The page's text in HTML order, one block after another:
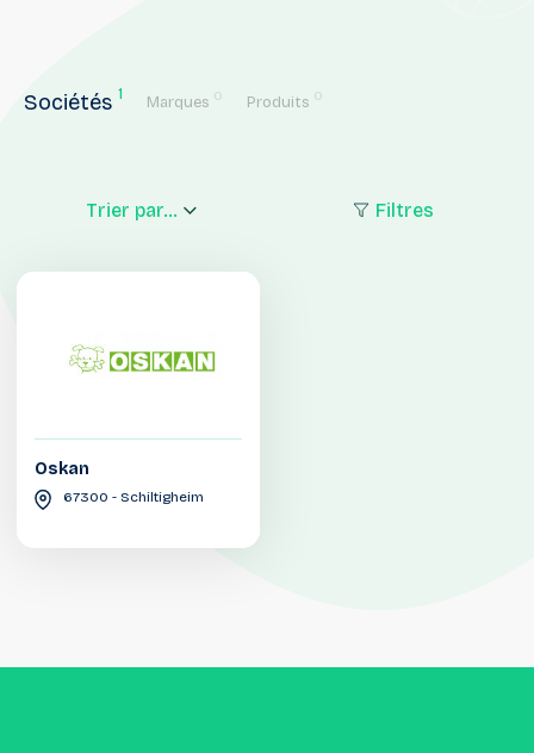
Sociétés 1 Marques 0 Produits 0
Trier par... Filtres
Oskan
67300 - Schiltigheim